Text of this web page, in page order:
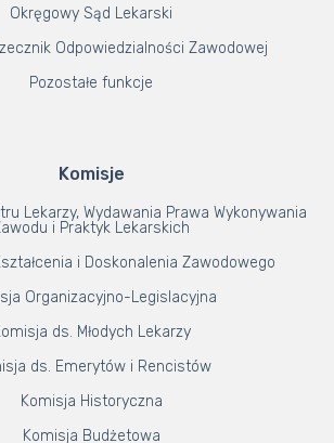
Okręgowy Sąd Lekarski
Odpowiedzialności Zawodowej
Pozostałe funkcje
Komisje
Lekarzy, Wydawania Prawa Wykonywania
i Praktyk Lekarskich
i Doskonalenia Zawodowego
Organizacyjno-Legislacyjna
ds. Młodych Lekarzy
ds. Emerytów i Rencistów
Komisja Historyczna
Komisja Budżetowa